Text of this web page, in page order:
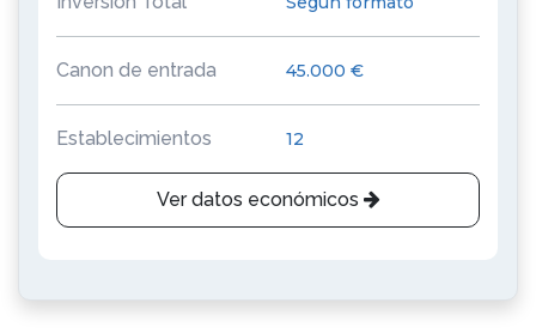
Canon de entrada 45.000 €
Establecimientos 12
Ver datos económicos